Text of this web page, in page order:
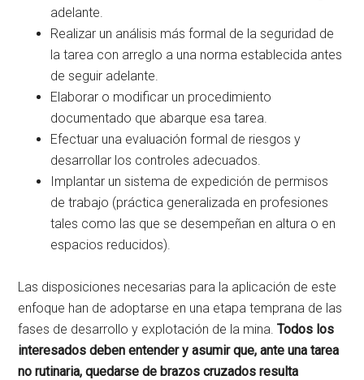
adelante.
Realizar un análisis más formal de la seguridad de
la tarea con arreglo a una norma establecida antes
de seguir adelante.
Elaborar o modificar un procedimiento
documentado que abarque esa tarea.
Efectuar una evaluación formal de riesgos y
desarrollar los controles adecuados.
Implantar un sistema de expedición de permisos
de trabajo (práctica generalizada en profesiones
tales como las que se desempeñan en altura o en
espacios reducidos).
Las disposiciones necesarias para la aplicación de este
enfoque han de adoptarse en una etapa temprana de las
fases de desarrollo y explotación de la mina.Todos los
interesados deben entender y asumir que, ante una tarea
no rutinaria, quedarse de brazos cruzados resulta